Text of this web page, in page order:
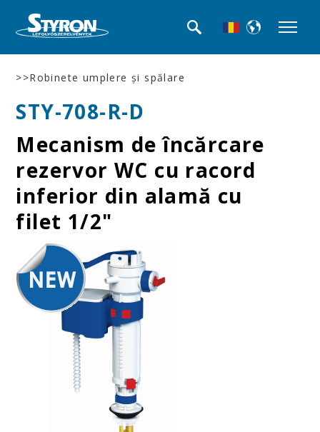
>>Robinete umplere şi spălare
STY-708-R-D
Mecanism de încărcare
rezervor WC cu racord
inferior din alamă cu
filet 1/2"